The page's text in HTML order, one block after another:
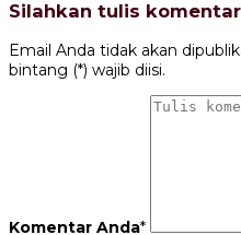
Silahkan tulis
Email Anda tidak akan
bintang (*) wajib diisi.
Komentar Anda*